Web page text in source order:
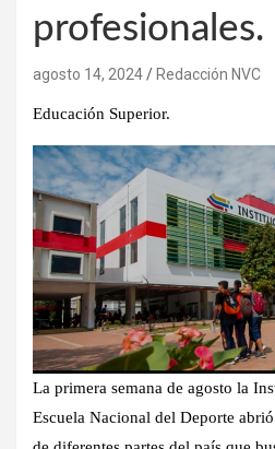
profesionales.
agosto 14, 2024 Redacción NVC
Educación Superior.
La primera semana de agosto la
Escuela Nacional del Deporte